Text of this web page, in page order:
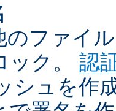
のファイ
ック。 認
シュを作